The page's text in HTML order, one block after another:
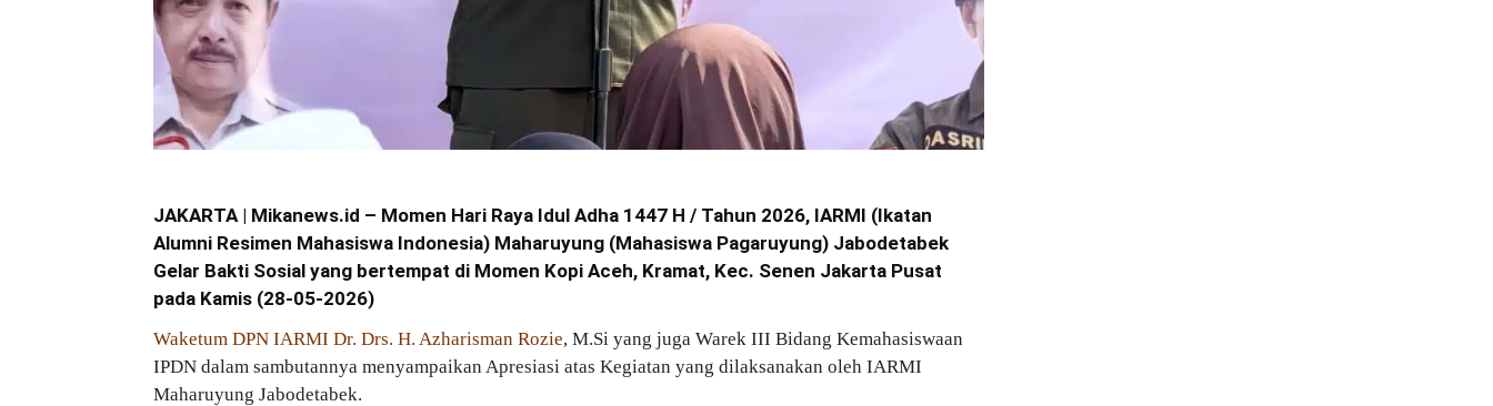
JAKARTA | Mikanews.id – Momen Hari Raya Idul Adha 1447 H / Tahun 2026, IARMI (Ikatan
Alumni Resimen Mahasiswa Indonesia) Maharuyung (Mahasiswa Pagaruyung) Jabodetabek
Gelar Bakti Sosial yang bertempat di Momen Kopi Aceh, Kramat, Kec. Senen Jakarta Pusat
pada Kamis (28-05-2026)
Waketum DPN IARMI Dr. Drs. H. Azharisman Rozie, M.Si yang juga Warek III Bidang Kemahasiswaan
IPDN dalam sambutannya menyampaikan Apresiasi atas Kegiatan yang dilaksanakan oleh IARMI
Maharuyung Jabodetabek.